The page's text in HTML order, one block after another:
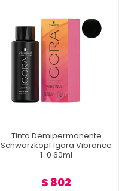
Tinta Demipermanente
Schwarzkopf Igora Vibrance
1-0 60ml
$ 802